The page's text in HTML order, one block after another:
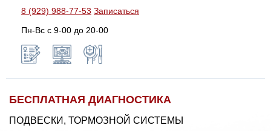
8 (929) 988-77-53 Записаться
Пн-Вс c 9-00 до 20-00
БЕСПЛАТНАЯ ДИАГНОСТИКА
ПОДВЕСКИ, ТОРМОЗНОЙ СИСТЕМЫ